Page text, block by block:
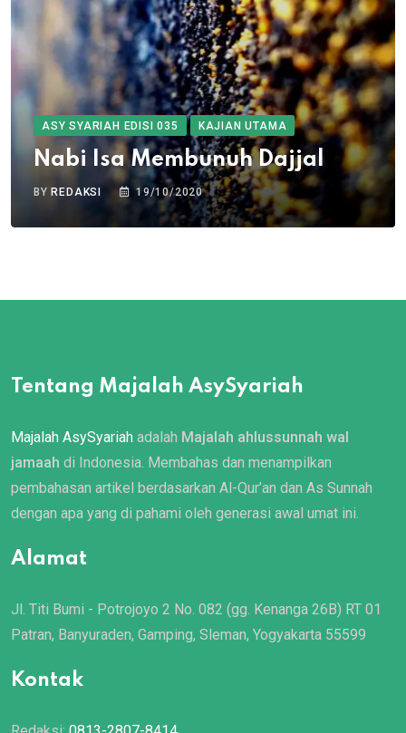
ASY SYARIAH EDISI 035 KAJIAN UTAMA
Nabi Isa Membunuh Dajjal
BY REDAKSI 19/10/2020
Tentang Majalah AsySyariah
Majalah AsySyariah adalah Majalah ahlussunnah wal
jamaah di Indonesia. Membahas dan menampilkan
pembahasan artikel berdasarkan Al-Qur’an dan As Sunnah
dengan apa yang di pahami oleh generasi awal umat ini.
Alamat
Jl. Titi Bumi - Potrojoyo 2 No. 082 (gg. Kenanga 26B) RT 01
Patran, Banyuraden, Gamping, Sleman, Yogyakarta 55599
Kontak